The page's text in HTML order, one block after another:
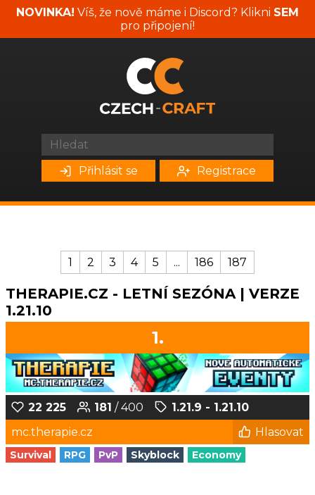
NOVINKA! Víš, že nově máme i Discord? Klikni SEM
pro připojení!
Přihlásit se Registrace
1 2 3 4 5 ... 186 187
THERAPIE.CZ - LETNÍ SEZÓNA | VERZE
1.21.10
1.
22 225 181 / 400
1.21.9 - 1.21.10
mc.therapie.cz
Hlasovat
Survival RPG PvP Skyblock Economy